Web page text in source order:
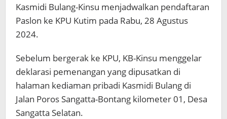
Kasmidi Bulang-Kinsu menjadwalkan pendaftaran
Paslon ke KPU Kutim pada Rabu, 28 Agustus
2024.
Sebelum bergerak ke KPU, KB-Kinsu menggelar
deklarasi pemenangan yang dipusatkan di
halaman kediaman pribadi Kasmidi Bulang di
Jalan Poros Sangatta-Bontang kilometer 01, Desa
Sangatta Selatan.